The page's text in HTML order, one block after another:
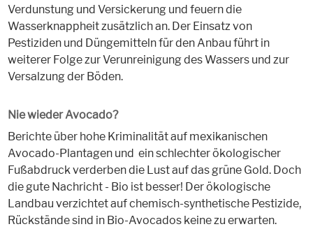
Verdunstung und Versickerung und feuern die
Wasserknappheit zusätzlich an. Der Einsatz von
Pestiziden und Düngemitteln für den Anbau führt in
weiterer Folge zur Verunreinigung des Wassers und zur
Versalzung der Böden.
Nie wieder Avocado?
Berichte über hohe Kriminalität auf mexikanischen
Avocado-Plantagen und ein schlechter ökologischer
Fußabdruck verderben die Lust auf das grüne Gold. Doch
die gute Nachricht - Bio ist besser! Der ökologische
Landbau verzichtet auf chemisch-synthetische Pestizide,
Rückstände sind in Bio-Avocados keine zu erwarten.